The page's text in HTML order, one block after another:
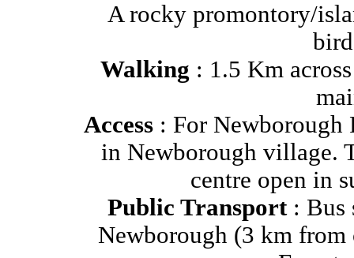
A rocky promontory/
Walking : 1.5 Km
Access : For
in Newborough village.
centre open in
Public Transport: Bus
Newborough (3 km